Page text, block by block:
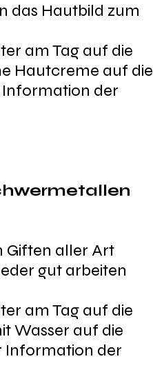
das Hautbild zum
am Tag auf die
Hautcreme auf die
Information der
Giften aller Art
gut arbeiten
am Tag auf die
Wasser auf die
Information der